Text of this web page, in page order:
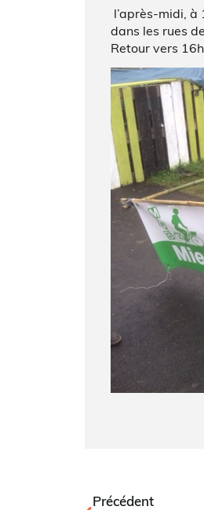
l’après-midi,
dans les rues
Retour vers
Précédent